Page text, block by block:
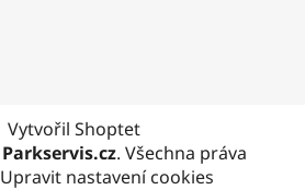
Vytvořil Shoptet
Parkservis.cz. Všechna práva
Upravit nastavení cookies